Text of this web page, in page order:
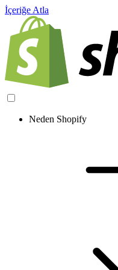
İçeriğe Atla
Neden Shopify